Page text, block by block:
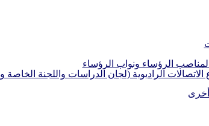
الرؤساء ونواب الرؤساء
الراديوية (لجان الدراسات واللجنة الخاصة